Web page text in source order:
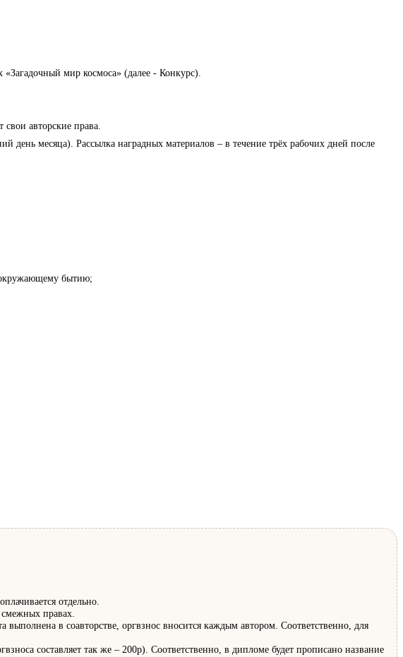
мир космоса» (далее - Конкурс).
авторские права.
день месяца). Рассылка наградных материалов – в течение трёх рабочих дней после
окружающему бытию;
отдельно.
смежных правах.
в соавторстве, оргвзнос вносится каждым автором. Соответственно, для
составляет так же – 200р). Соответственно, в дипломе будет прописано название